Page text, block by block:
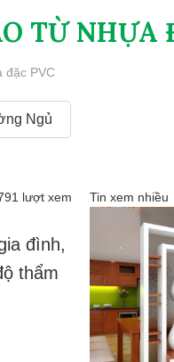
TỪ NHỰA
đặc PVC
Ngủ
lượt xem
đình,
thẩm
Tin xem nhiều